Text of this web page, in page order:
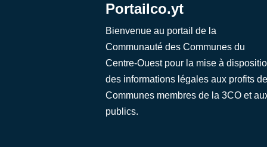
Portailco.yt
Bienvenue au portail de la
Communauté des Communes du
Centre-Ouest pour la mise à
des informations légales aux profits
Communes membres de la 3CO et
publics.